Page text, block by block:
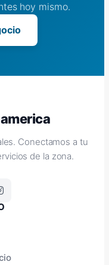
hoy mismo.
Conectamos a tu
de la zona.